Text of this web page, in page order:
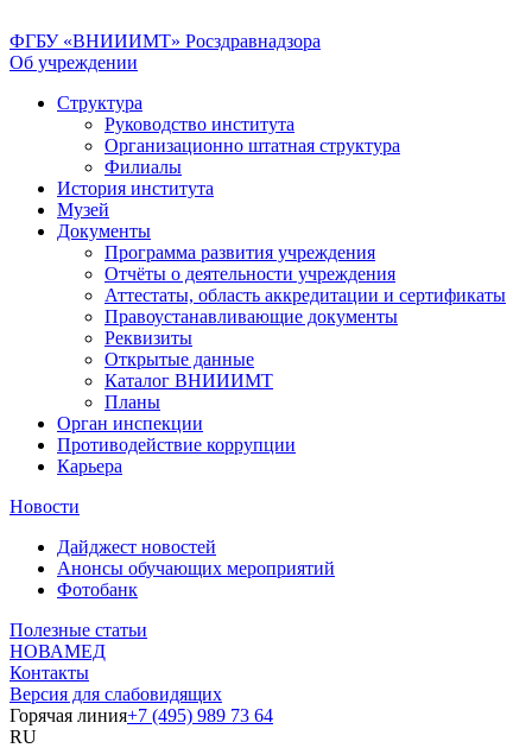
ФГБУ «ВНИИИМТ» Росздравнадзора
Об учреждении
Структура
Руководство института
Организационно штатная структура
Филиалы
История института
Музей
Документы
Программа развития учреждения
Отчёты о деятельности учреждения
Аттестаты, область аккредитации и сертификаты
Правоустанавливающие документы
Реквизиты
Открытые данные
Каталог ВНИИИМТ
Планы
Орган инспекции
Противодействие коррупции
Карьера
Новости
Дайджест новостей
Анонсы обучающих мероприятий
Фотобанк
Полезные статьи
НОВАМЕД
Контакты
Версия для слабовидящих
Горячая линия+7 (495) 989 73 64
RU